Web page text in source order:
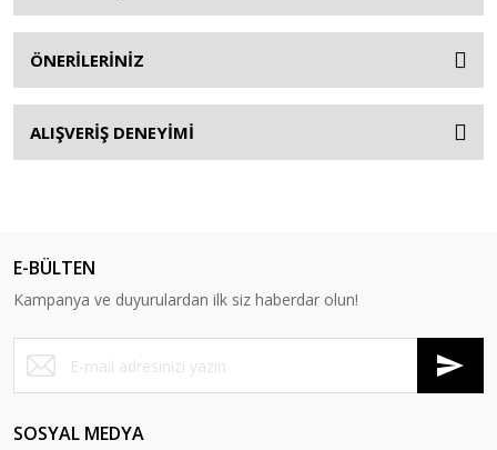
ÖNERİLERİNİZ
ALIŞVERİŞ DENEYİMİ
E-BÜLTEN
Kampanya ve duyurulardan ilk siz haberdar olun!
SOSYAL MEDYA